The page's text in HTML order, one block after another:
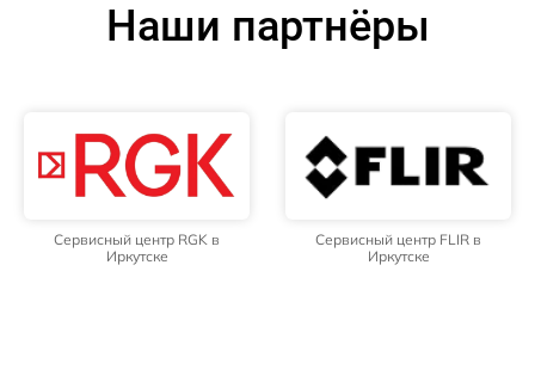
Наши партнёры
Сервисный центр RGK в
Иркутске
Сервисный центр FLIR в
Иркутске